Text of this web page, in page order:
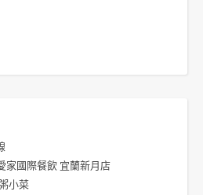
家國際餐飲 宜蘭新月店
小菜